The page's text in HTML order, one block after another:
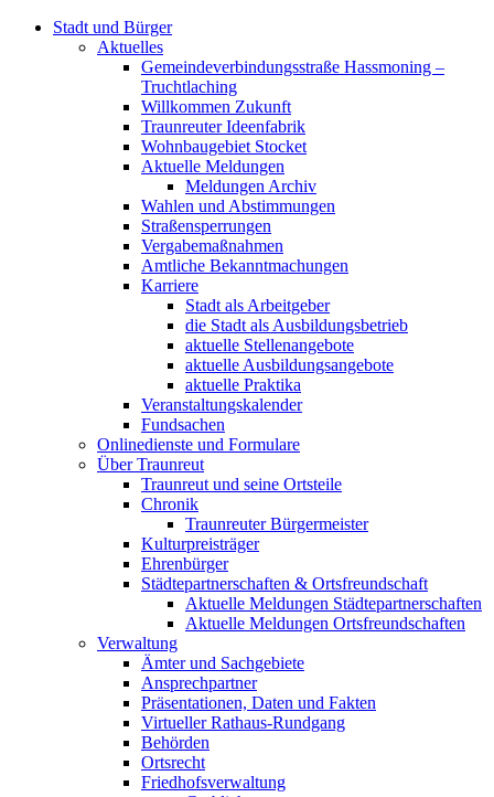
Stadt und Bürger
Aktuelles
Gemeindeverbindungsstraße Hassmoning –
Truchtlaching
Willkommen Zukunft
Traunreuter Ideenfabrik
Wohnbaugebiet Stocket
Aktuelle Meldungen
Meldungen Archiv
Wahlen und Abstimmungen
Straßensperrungen
Vergabemaßnahmen
Amtliche Bekanntmachungen
Karriere
Stadt als Arbeitgeber
die Stadt als Ausbildungsbetrieb
aktuelle Stellenangebote
aktuelle Ausbildungsangebote
aktuelle Praktika
Veranstaltungskalender
Fundsachen
Onlinedienste und Formulare
Über Traunreut
Traunreut und seine Ortsteile
Chronik
Traunreuter Bürgermeister
Kulturpreisträger
Ehrenbürger
Städtepartnerschaften & Ortsfreundschaft
Aktuelle Meldungen Städtepartnerschaften
Aktuelle Meldungen Ortsfreundschaften
Verwaltung
Ämter und Sachgebiete
Ansprechpartner
Präsentationen, Daten und Fakten
Virtueller Rathaus-Rundgang
Behörden
Ortsrecht
Friedhofsverwaltung